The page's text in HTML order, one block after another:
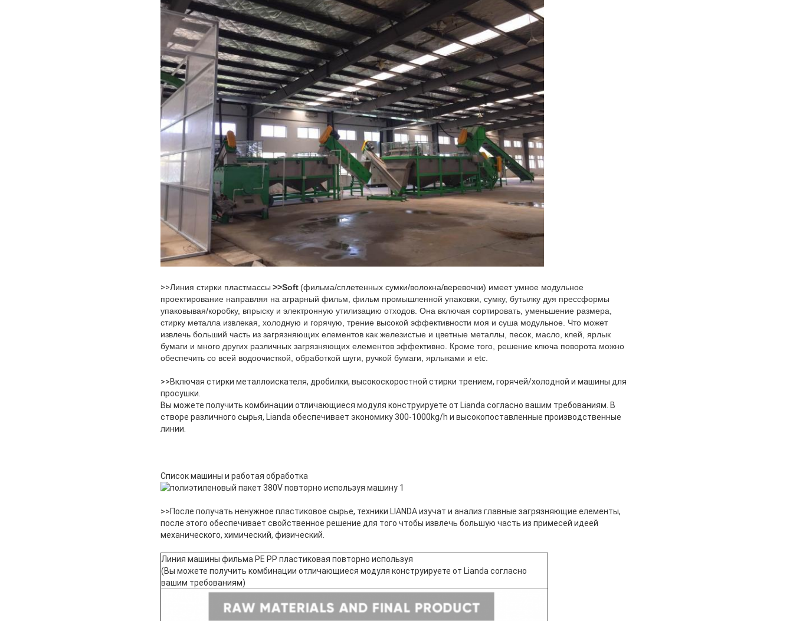
>>Линия стирки пластмассы >>Soft (фильма/сплетенных сумки/волокна/веревочки) имеет умное модульное
проектирование направляя на аграрный фильм, фильм промышленной упаковки, сумку, бутылку дуя прессформы
упаковывая/коробку, впрыску и электронную утилизацию отходов. Она включая сортировать, уменьшение размера,
стирку металла извлекая, холодную и горячую, трение высокой эффективности моя и суша модульное. Что может
извлечь больший часть из загрязняющих елементов как железистые и цветные металлы, песок, масло, клей, ярлык
бумаги и много других различных загрязняющих елементов эффективно. Кроме того, решение ключа поворота можно
обеспечить со всей водоочисткой, обработкой шуги, ручкой бумаги, ярлыками и etc.
>>Включая стирки металлоискателя, дробилки, высокоскоростной стирки трением, горячей/холодной и машины для
просушки.
Вы можете получить комбинации отличающиеся модуля конструируете от Lianda согласно вашим требованиям. В
створе различного сырья, Lianda обеспечивает экономику 300-1000kg/h и высокопоставленные производственные
линии.
Список машины и работая обработка
>>После получать ненужное пластиковое сырье, техники LIANDA изучат и анализ главные загрязняющие елементы,
после этого обеспечивает свойственное решение для того чтобы извлечь большую часть из примесей идеей
механического, химический, физический.
Линия машины фильма PE PP пластиковая повторно используя
(Вы можете получить комбинации отличающиеся модуля конструируете от Lianda согласно
вашим требованиям)